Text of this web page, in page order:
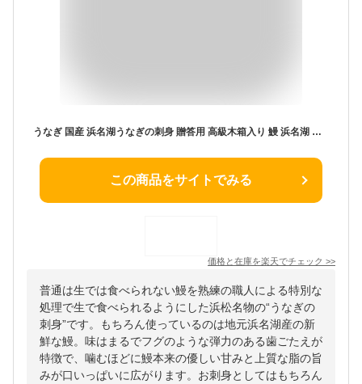
うなぎ 国産 浜名湖うなぎの刺身 贈答用 高級木箱入り 鰻 浜名湖 土用丑の日 贈り物 お祝い ギフト 応援 食品 食べ物 プレゼント お取り寄せ 海鮮 グルメ お祝い 内祝い お返し お礼 出産 結婚 新築 引越し お歳暮 冬ギフト
この商品をサイトでみる
価格と在庫を楽天でチェック >>
普通は生では食べられない鰻を熟練の職人による特別な
処理で生で食べられるようにした浜松名物の“うなぎの
刺身”です。もちろん使っているのは地元浜名湖産の新
鮮な鰻。味はまるでフグのような弾力のある歯ごたえが
特徴で、噛むほどに鰻本来の優しい甘みと上質な脂の旨
みが口いっぱいに広がります。お刺身としてはもちろん